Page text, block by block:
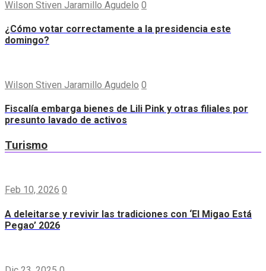
Wilson Stiven Jaramillo Agudelo 0
¿Cómo votar correctamente a la presidencia este
domingo?
Wilson Stiven Jaramillo Agudelo 0
Fiscalía embarga bienes de Lili Pink y otras filiales por
presunto lavado de activos
Turismo
Feb 10, 2026 0
A deleitarse y revivir las tradiciones con ‘El Migao Está
Pegao’ 2026